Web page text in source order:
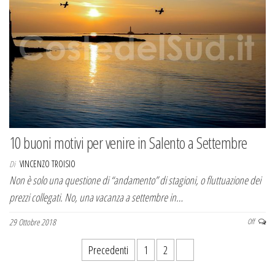
10 buoni motivi per venire in Salento a Settembre
Di VINCENZO TROISIO
Non è solo una questione di “andamento” di stagioni, o fluttuazione dei
prezzi collegati. No, una vacanza a settembre in…
29 Ottobre 2018 Off
Paginazione degli articoli
Precedenti 1 2